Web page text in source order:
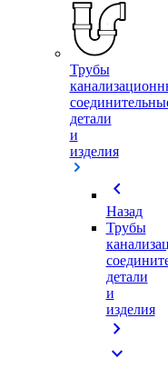
Трубы
детали
и
изделия
chevron_left
Назад
Трубы
детали
и
изделия
chevron_right
expand_more